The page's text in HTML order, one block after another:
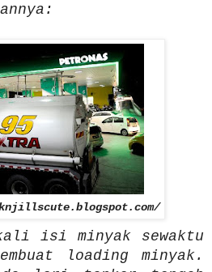
isi minyak sewaktu
loading minyak.